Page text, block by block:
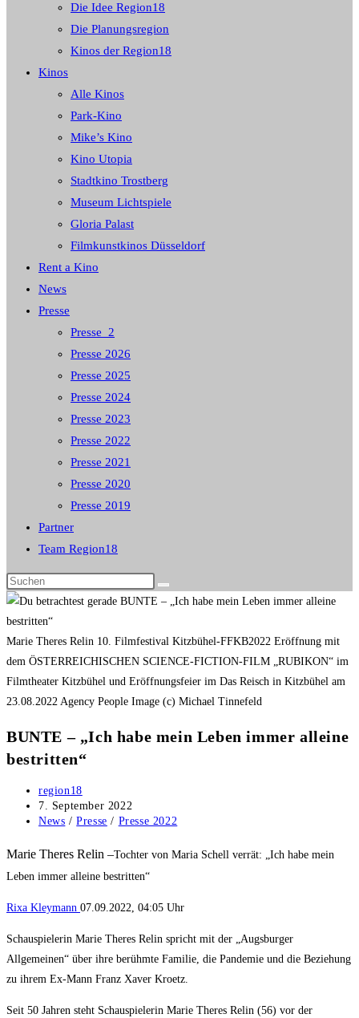
Die Idee Region18
Die Planungsregion
Kinos der Region18
Kinos
Alle Kinos
Park-Kino
Mike’s Kino
Kino Utopia
Stadtkino Trostberg
Museum Lichtspiele
Gloria Palast
Filmkunstkinos Düsseldorf
Rent a Kino
News
Presse
Presse_2
Presse 2026
Presse 2025
Presse 2024
Presse 2023
Presse 2022
Presse 2021
Presse 2020
Presse 2019
Partner
Team Region18
Diese
Website
durchsuchen
Marie Theres Relin 10. Filmfestival Kitzbühel-FFKB2022 Eröffnung mit
dem ÖSTERREICHISCHEN SCIENCE-FICTION-FILM „RUBIKON“ im
Filmtheater Kitzbühel und Eröffnungsfeier im Das Reisch in Kitzbühel am
23.08.2022 Agency People Image (c) Michael Tinnefeld
BUNTE – „Ich habe mein Leben immer alleine
bestritten“
Beitrags-
Autor:
region18
Beitrag
veröffentlicht:
7. September 2022
Beitrags-
News / Presse / Presse 2022
Marie Theres Relin –Tochter von Maria Schell verrät: „Ich habe mein
Leben immer alleine bestritten“
Rixa Kleymann 07.09.2022, 04:05 Uhr
Schauspielerin Marie Theres Relin spricht mit der „Augsburger
Allgemeinen“ über ihre berühmte Familie, die Pandemie und die Beziehung
zu ihrem Ex-Mann Franz Xaver Kroetz.
Seit 50 Jahren steht Schauspielerin Marie Theres Relin (56) vor der